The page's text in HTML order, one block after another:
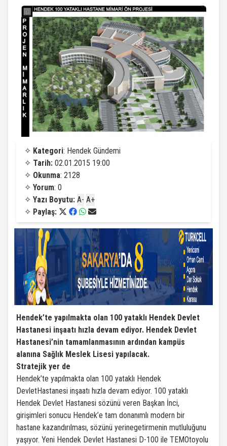
✧ Kategori: Hendek Gündemi
✧ Tarih: 02.01.2015 19:00
✧ Okunma: 2128
✧ Yorum: 0
✧ Yazı Boyutu: A- A+
✧ Paylaş:
Hendek’te yapılmakta olan 100 yataklı Hendek Devlet
Hastanesi inşaatı hızla devam ediyor. Hendek Devlet
Hastanesi’nin tamamlanmasının ardından kampüs
alanına Sağlık Meslek Lisesi yapılacak.
Stratejik yer de
Hendek’te yapılmakta olan 100 yataklı Hendek
DevletHastanesi inşaatı hızla devam ediyor. 100 yataklı
Hendek Devlet Hastanesi sözünü veren Başkan İnci,
girişimleri sonucu Hendek’e tam donanımlı modern bir
hastane kazandırılması, sözünü yerinegetirmenin mutluluğunu
yaşıyor. Yeni Hendek Devlet Hastanesi D-100 ile TEMOtoyolu